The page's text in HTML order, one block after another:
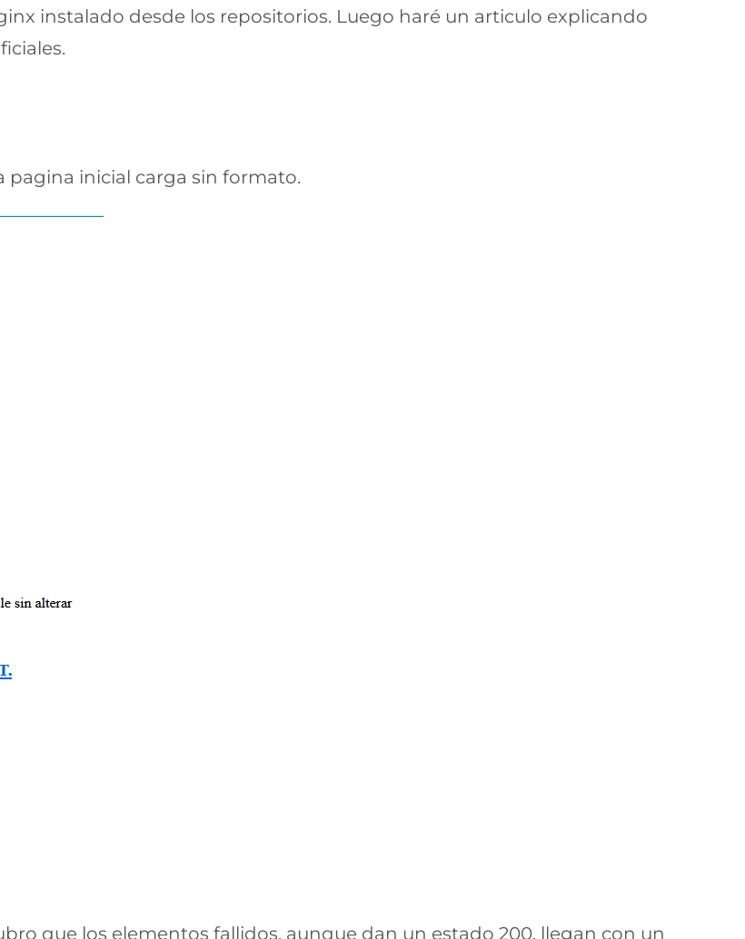
instalado desde los repositorios. Luego haré un articulo explicando
pagina inicial carga sin formato.
que los elementos fallidos, aunque dan un estado 200, llegan con un